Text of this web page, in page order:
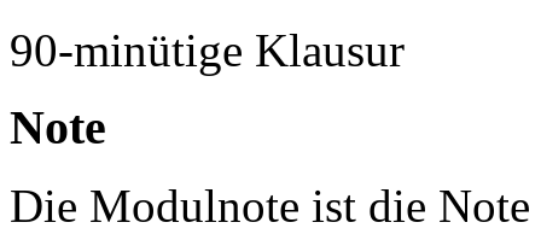
90-minütige Klausur
Note
Die Modulnote ist die Note